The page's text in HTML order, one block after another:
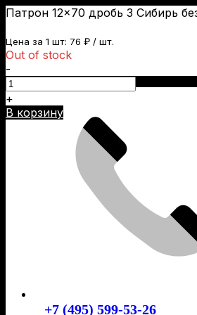
Патрон 12×70 дробь 3 Сибирь
Цена за 1 шт: 76 ₽ / шт.
Out of stock
-
+
В корзину
Skip
to
content
+7 (495) 599-53-26